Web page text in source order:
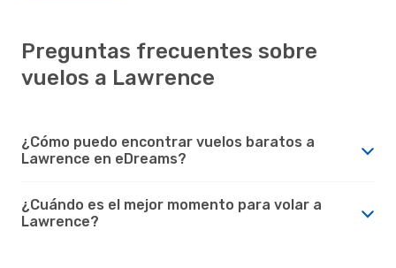
Preguntas frecuentes sobre
vuelos a Lawrence
¿Cómo puedo encontrar vuelos baratos a
Lawrence en eDreams?
¿Cuándo es el mejor momento para volar a
Lawrence?